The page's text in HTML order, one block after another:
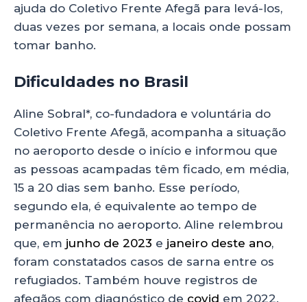
ajuda do Coletivo Frente Afegã para levá-los,
duas vezes por semana, a locais onde possam
tomar banho.
Dificuldades no Brasil
Aline Sobral*, co-fundadora e voluntária do
Coletivo Frente Afegã, acompanha a situação
no aeroporto desde o início e informou que
as pessoas acampadas têm ficado, em média,
15 a 20 dias sem banho. Esse período,
segundo ela, é equivalente ao tempo de
permanência no aeroporto. Aline relembrou
que, em junho de 2023 e janeiro deste ano,
foram constatados casos de sarna entre os
refugiados. Também houve registros de
afegãos com diagnóstico de covid em 2022.